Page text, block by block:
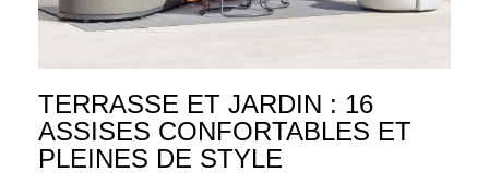
TERRASSE ET JARDIN : 16
ASSISES CONFORTABLES ET
PLEINES DE STYLE